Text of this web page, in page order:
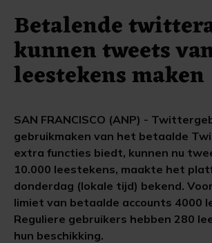
Betalende
kunnen tweets
leestekens maken
SAN FRANCISCO (ANP) -
gebruikmaken van het betaalde
extra functies biedt, kunnen nu
10.000 leestekens, maakte het
donderdag (lokale tijd) bekend.
limiet van betaalde accounts 4000
Reguliere gebruikers hebben 280
hun beschikking.